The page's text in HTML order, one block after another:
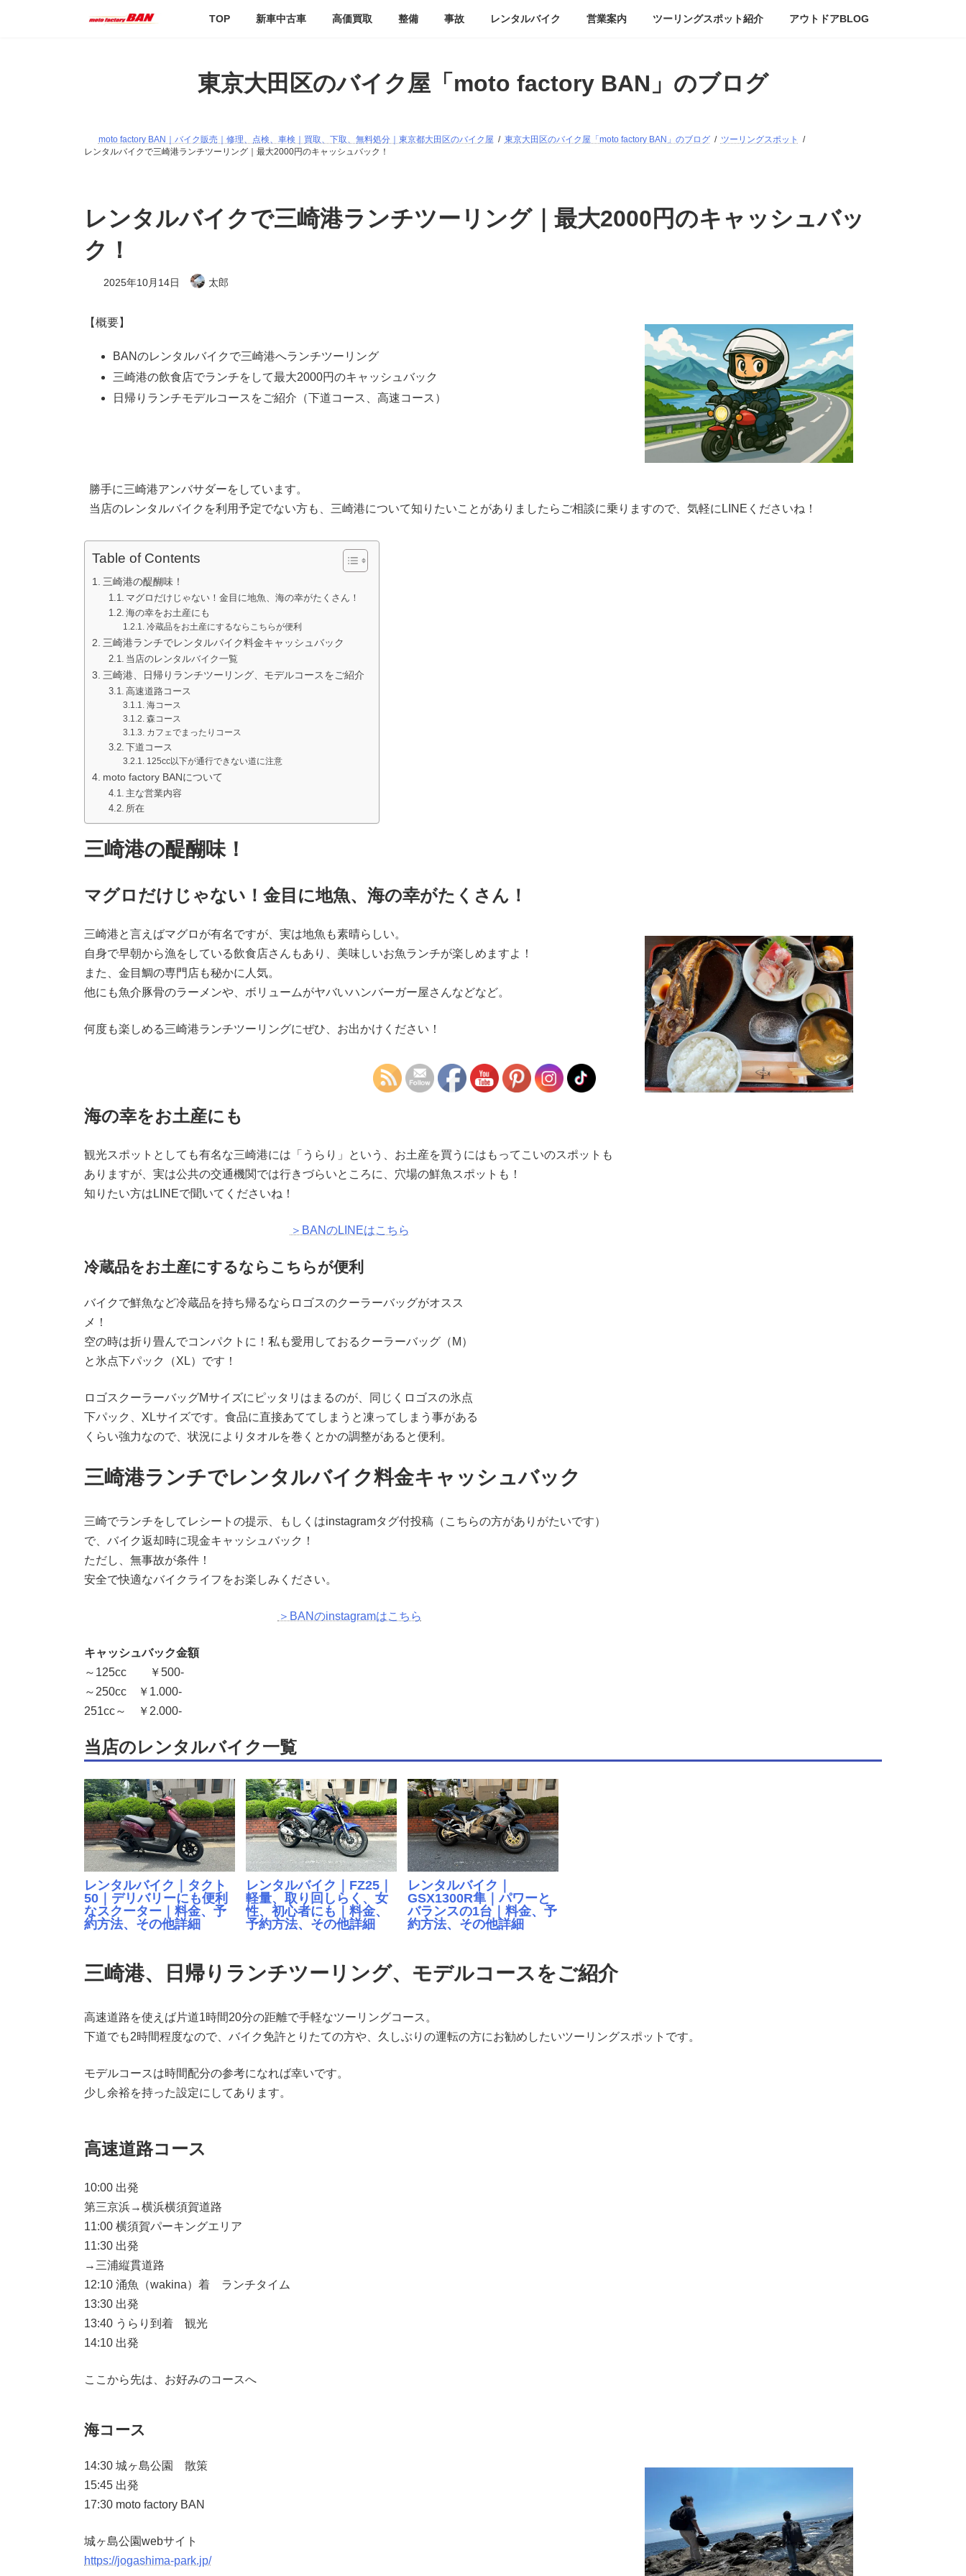
TOP 新車中古車 高価買取 整備 事故 レンタルバイク 営業案内 ツーリングスポット紹介 アウトドアBLOG
東京大田区のバイク屋「moto factory BAN」のブログ
moto factory BAN｜バイク販売｜修理、点検、車検｜買取、下取、無料処分｜東京都大田区のバイク屋 東京大田区のバイク屋「moto factory BAN」のブログ
ツーリングスポット
レンタルバイクで三崎港ランチツーリング｜最大2000円のキャッシュバック！
レンタルバイクで三崎港ランチツーリング｜最大2000円のキャッシュバッ
ク！
最
終
新
日
:
2025年10月14日 太郎
【概要】
BANのレンタルバイクで三崎港へランチツーリング
三崎港の飲食店でランチをして最大2000円のキャッシュバック
日帰りランチモデルコースをご紹介（下道コース、高速コース）
勝手に三崎港アンバサダーをしています。
当店のレンタルバイクを利用予定でない方も、三崎港について知りたいことがありましたらご相談に乗りますので、気軽にLINEくださいね！
Table of Contents
三崎港の醍醐味！
マグロだけじゃない！金目に地魚、海の幸がたくさん！
海の幸をお土産にも
冷蔵品をお土産にするならこちらが便利
三崎港ランチでレンタルバイク料金キャッシュバック
当店のレンタルバイク一覧
三崎港、日帰りランチツーリング、モデルコースをご紹介
高速道路コース
海コース
森コース
カフェでまったりコース
下道コース
125cc以下が通行できない道に注意
moto factory BANについて
主な営業内容
所在
三崎港の醍醐味！
マグロだけじゃない！金目に地魚、海の幸がたくさん！
三崎港と言えばマグロが有名ですが、実は地魚も素晴らしい。
自身で早朝から漁をしている飲食店さんもあり、美味しいお魚ランチが楽しめますよ！
また、金目鯛の専門店も秘かに人気。
他にも魚介豚骨のラーメンや、ボリュームがヤバいハンバーガー屋さんなどなど。
何度も楽しめる三崎港ランチツーリングにぜひ、お出かけください！
海の幸をお土産にも
観光スポットとしても有名な三崎港には「うらり」という、お土産を買うにはもってこいのスポットも
ありますが、実は公共の交通機関では行きづらいところに、穴場の鮮魚スポットも！
知りたい方はLINEで聞いてくださいね！
＞BANのLINEはこちら
冷蔵品をお土産にするならこちらが便利
バイクで鮮魚など冷蔵品を持ち帰るならロゴスのクーラーバッグがオスス
メ！
空の時は折り畳んでコンパクトに！私も愛用しておるクーラーバッグ（M）
と氷点下パック（XL）です！
ロゴスクーラーバッグMサイズにピッタリはまるのが、同じくロゴスの氷点
下パック、XLサイズです。食品に直接あててしまうと凍ってしまう事がある
くらい強力なので、状況によりタオルを巻くとかの調整があると便利。
三崎港ランチでレンタルバイク料金キャッシュバック
三崎でランチをしてレシートの提示、もしくはinstagramタグ付投稿（こちらの方がありがたいです）
で、バイク返却時に現金キャッシュバック！
ただし、無事故が条件！
安全で快適なバイクライフをお楽しみください。
＞BANのinstagramはこちら
キャッシュバック金額
～125cc ￥500-
～250cc ￥1.000-
251cc～ ￥2.000-
当店のレンタルバイク一覧
レンタルバイク｜タクト
50｜デリバリーにも便利
なスクーター｜料金、予
約方法、その他詳細
レンタルバイク｜FZ25｜
軽量、取り回しらく、女
性、初心者にも｜料金、
予約方法、その他詳細
レンタルバイク｜
GSX1300R隼｜パワーと
バランスの1台｜料金、予
約方法、その他詳細
三崎港、日帰りランチツーリング、モデルコースをご紹介
高速道路を使えば片道1時間20分の距離で手軽なツーリングコース。
下道でも2時間程度なので、バイク免許とりたての方や、久しぶりの運転の方にお勧めしたいツーリングスポットです。
モデルコースは時間配分の参考になれば幸いです。
少し余裕を持った設定にしてあります。
高速道路コース
10:00 出発
第三京浜→横浜横須賀道路
11:00 横須賀パーキングエリア
11:30 出発
→三浦縦貫道路
12:10 涌魚（wakina）着 ランチタイム
13:30 出発
13:40 うらり到着 観光
14:10 出発
ここから先は、お好みのコースへ
海コース
14:30 城ヶ島公園 散策
15:45 出発
17:30 moto factory BAN
城ヶ島公園webサイト
https://jogashima-park.jp/